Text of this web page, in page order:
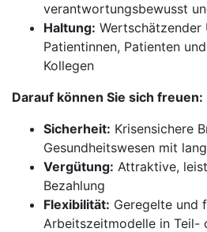
verantwortungsbewusst
Haltung: Wertschätzender
Patientinnen, Patienten
Kollegen
Darauf können Sie sich freuen:
Sicherheit: Krisensichere
Gesundheitswesen mit
Vergütung: Attraktive,
Bezahlung
Flexibilität: Geregelte und
Arbeitszeitmodelle in Teil-